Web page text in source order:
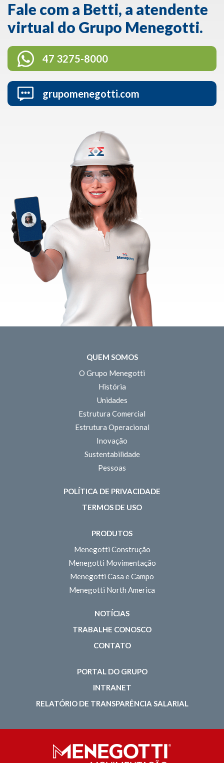
Fale com a Betti, a atendente
virtual do Grupo Menegotti.
47 3275-8000
grupomenegotti.com
QUEM SOMOS
O Grupo Menegotti
História
Unidades
Estrutura Comercial
Estrutura Operacional
Inovação
Sustentabilidade
Pessoas
POLÍTICA DE PRIVACIDADE
TERMOS DE USO
PRODUTOS
Menegotti Construção
Menegotti Movimentação
Menegotti Casa e Campo
Menegotti North America
NOTÍCIAS
TRABALHE CONOSCO
CONTATO
PORTAL DO GRUPO
INTRANET
RELATÓRIO DE TRANSPARÊNCIA SALARIAL